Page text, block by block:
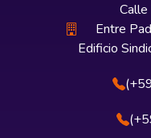
Entre
Edificio